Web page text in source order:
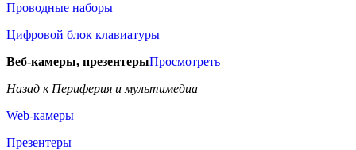
Проводные наборы
Цифровой блок клавиатуры
Веб-камеры, презентерыПросмотреть
Назад к Периферия и мультимедиа
Web-камеры
Презентеры